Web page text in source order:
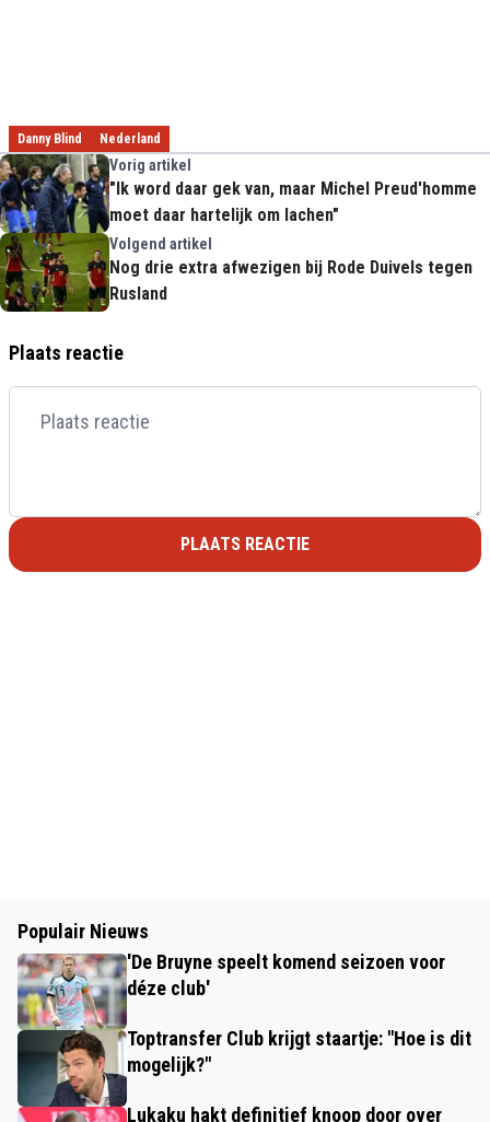
Danny Blind Nederland
Vorig artikel
"Ik word daar gek van, maar Michel Preud'homme
moet daar hartelijk om lachen"
Volgend artikel
Nog drie extra afwezigen bij Rode Duivels tegen
Rusland
Plaats reactie
PLAATS REACTIE
Populair Nieuws
'De Bruyne speelt komend seizoen voor
déze club'
Toptransfer Club krijgt staartje: "Hoe is dit
mogelijk?"
Lukaku hakt definitief knoop door over